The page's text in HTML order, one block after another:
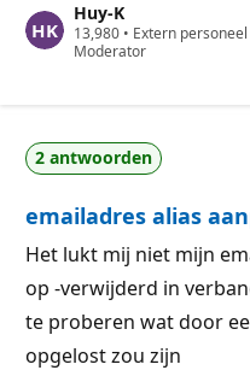
t
a
t
n
t
e
Huy-K
13,980 R
e
t
i
e
u
n
t
e
n
• Extern
Moderator
2 antwoorden
emailadres alias
Het lukt mij niet mijn
op -verwijderd in
te proberen wat door
opgelost zou zijn